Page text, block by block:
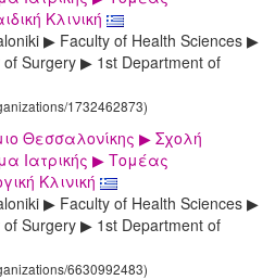
Κλινική
▶ Faculty of Health Sciences ▶
Surgery ▶ 1st Department of
1732462873)
Θεσσαλονίκης ▶ Σχολή
Ιατρικής ▶ Τομέας
Κλινική
▶ Faculty of Health Sciences ▶
Surgery ▶ 1st Department of
6630992483)